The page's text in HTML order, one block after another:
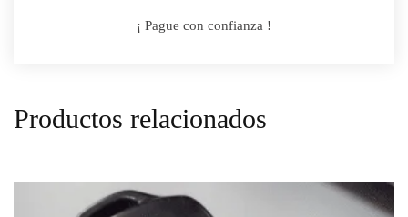
¡ Pague con confianza !
Productos relacionados